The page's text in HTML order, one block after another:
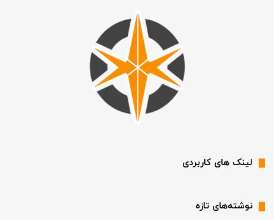
لینک های کاربردی
نوشته‌های تازه